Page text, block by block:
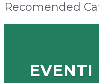
Recomended
EVENTI